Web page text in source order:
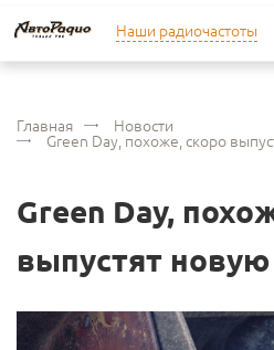
Наши радиочастоты
Главная Новости
Green Day, похоже, скоро
Green Day,
выпустят